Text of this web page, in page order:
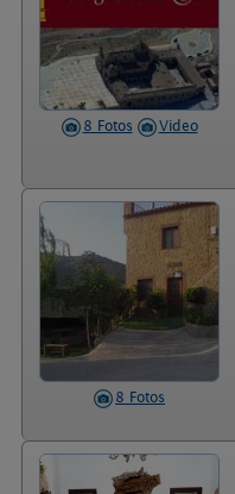
8 Fotos Video
8 Fotos